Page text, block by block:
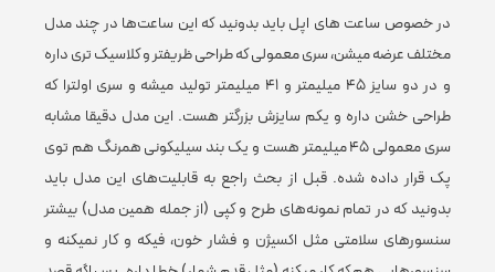
توضیحات سازگاری سازگار با اندروید و IOS
اپلیکیشن اختصاصی دارد
در خصوص ساعت‌ های اپل باید بدونید که این ساعت‌ها در چند مدل
مختلف عرضه میشن، سری معمولی که طراحی ظریفتر و کلاسیک تری داره
و در دو سایز ۴۵ میلیمتر و ۴۱ میلیمتر تولید میشه و سری اولترا که
طراحی خشن داره و یکم سایزش بزرگتر هست. این مدل دقیقا مشابه
سری معمولی ۴۵ میلیمتر هست و یک بند سیلیکونی همرنگ هم توی
پک قرار داده شده. قبل از بحث راجع به قابلیت‌های این مدل باید
بدونید که در تمام نمونه‌های طرح و کپی (از جمله همین مدل) بیشتر
سنسورهای سلامتی مثل اکسیژن و فشار خون، فیکه و کار نمیکنه و